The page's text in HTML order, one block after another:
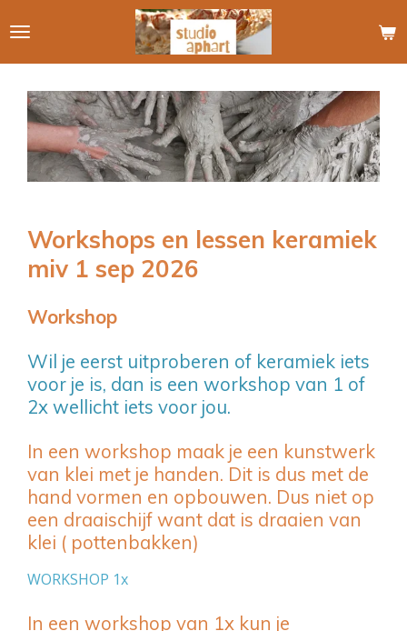
direct
naar
hoofdinhoud
Workshops en lessen keramiek
miv 1 sep 2026
Workshop
Wil je eerst uitproberen of keramiek iets
voor je is, dan is een workshop van 1 of
2x wellicht iets voor jou.
In een workshop maak je een kunstwerk
van klei met je handen. Dit is dus met de
hand vormen en opbouwen. Dus niet op
een draaischijf want dat is draaien van
klei ( pottenbakken)
WORKSHOP 1x
In een workshop van 1x kun je